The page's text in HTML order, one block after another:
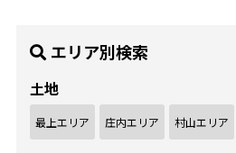
エリア別検索
土地
最上エリア 庄内エリア 村山エリア